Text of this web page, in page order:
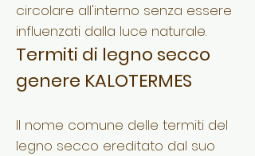
circolare all'interno senza essere
influenzati dalla luce naturale.
Termiti di legno secco
genere KALOTERMES
Il nome comune delle termiti del
legno secco ereditato dal suo